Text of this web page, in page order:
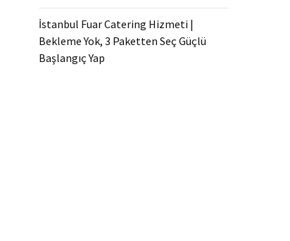
İstanbul Fuar Catering Hizmeti |
Bekleme Yok, 3 Paketten Seç Güçlü
Başlangıç Yap